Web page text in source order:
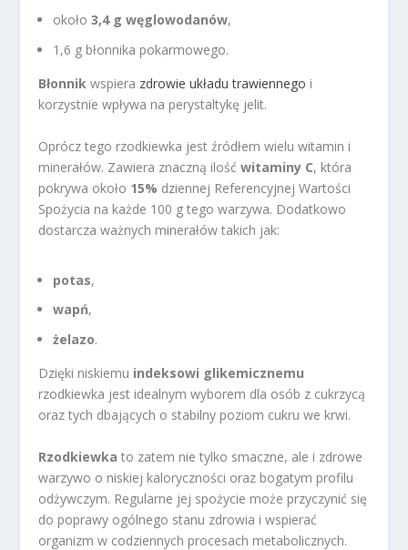
około3,4 g węglowodanów,
1,6 g błonnika pokarmowego.
Błonnik wspiera zdrowie układu trawiennego i
korzystnie wpływa na perystaltykę jelit.
Oprócz tego rzodkiewka jest źródłem wielu witamin i
minerałów. Zawiera znaczną ilośćwitaminy C, która
pokrywa około 15% dziennej Referencyjnej Wartości
Spożycia na każde 100 g tego warzywa. Dodatkowo
dostarcza ważnych minerałów takich jak:
potas,
wapń,
żelazo.
Dzięki niskiemu indeksowi glikemicznemu
rzodkiewka jest idealnym wyborem dla osób z cukrzycą
oraz tych dbających o stabilny poziom cukru we krwi.
Rzodkiewka to zatem nie tylko smaczne, ale i zdrowe
warzywo o niskiej kaloryczności oraz bogatym profilu
odżywczym. Regularne jej spożycie może przyczynić się
do poprawy ogólnego stanu zdrowia i wspierać
organizm w codziennych procesach metabolicznych.